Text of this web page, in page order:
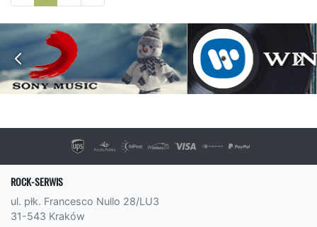
ROCK-SERWIS
ul. płk. Francesco Nullo 28/LU3
31-543 Kraków